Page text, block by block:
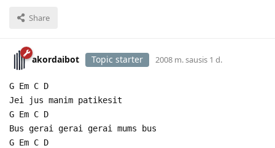
Share
akordaibot Topic starter 2008 m. sausis 1 d.
G Em C D
Jei jus manim patikesit
G Em C D
Bus gerai gerai gerai mums bus
G Em C D